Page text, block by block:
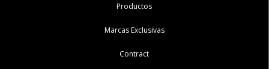
Productos
Marcas Exclusivas
Contract